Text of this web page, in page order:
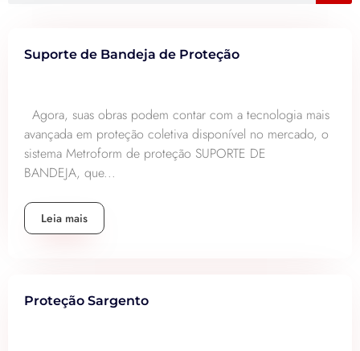
Suporte de Bandeja de Proteção
Agora, suas obras podem contar com a tecnologia mais
avançada em proteção coletiva disponível no mercado, o
sistema Metroform de proteção SUPORTE DE
BANDEJA, que...
Leia mais
Proteção Sargento